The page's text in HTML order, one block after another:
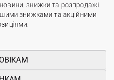
знижки та розпродажі.
знижками та акційними